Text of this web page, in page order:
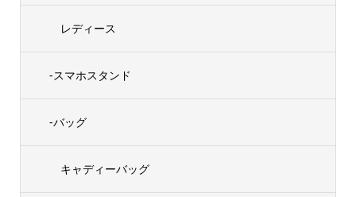
レディース
-スマホスタンド
-バッグ
キャディーバッグ